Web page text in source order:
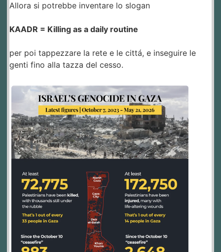
Allora si potrebbe inventare lo slogan
KAADR = Killing as a daily routine
per poi tappezzare la rete e le cittá, e inseguire le
genti fino alla tazza del cesso.